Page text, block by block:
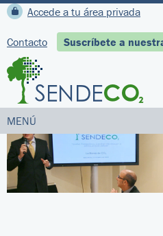
Accede a tu área privada
Contacto Suscríbete a
MENÚ